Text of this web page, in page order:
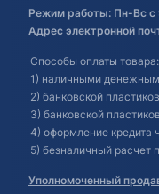
Режим работы: Пн-Вс с
Адрес электронной
Способы оплаты товара:
1) наличными
2) банковской
3) банковской
4) оформление кредита
5) безналичный расчет
Уполномоченный